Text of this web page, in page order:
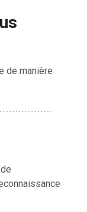
de manière